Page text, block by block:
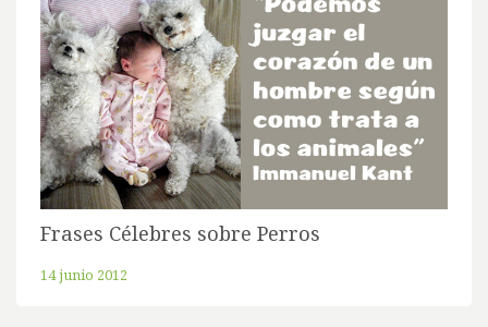
Frases Célebres sobre Perros
14 junio 2012